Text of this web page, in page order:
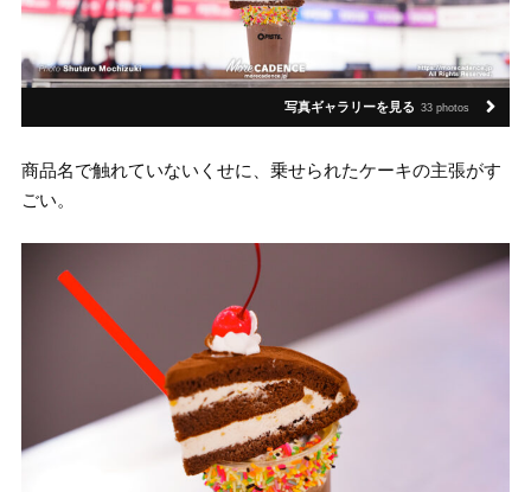
写真ギャラリーを見る 33 photos
商品名で触れていないくせに、乗せられたケーキの主張がす
ごい。